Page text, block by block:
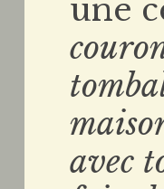
une
avec